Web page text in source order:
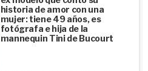
historia de amor con una
mujer: tiene 49 años, es
fotógrafa e hija de la
mannequin Tini de Bucourt